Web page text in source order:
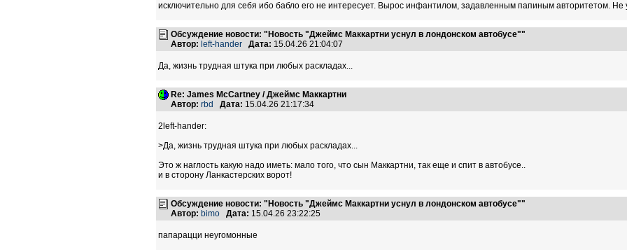
исключительно для себя ибо бабло его не интересует. Вырос инфантилом, задавленным папиным авторитетом.
Обсуждение новости: "Новость "Джеймс Маккартни уснул в лондонском автобусе""
Автор: left-hander Дата: 15.04.26 21:04:07
Да, жизнь трудная штука при любых раскладах...
Re: James McCartney / Джеймс Маккартни
Автор: rbd Дата: 15.04.26 21:17:34
2left-hander:
>Да, жизнь трудная штука при любых раскладах...
Это ж наглость какую надо иметь: мало того, что сын Маккартни, так еще и спит в автобусе..
и в сторону Ланкастерских ворот!
Обсуждение новости: "Новость "Джеймс Маккартни уснул в лондонском автобусе""
Автор: bimo Дата: 15.04.26 23:22:25
папарацци неугомонные